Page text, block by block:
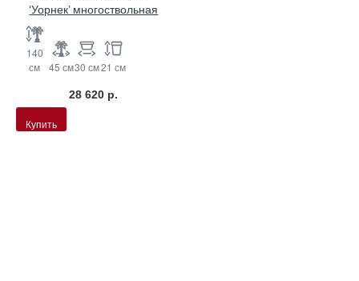
‘Уорнек’ многоствольная
140
см
45 см30 см21 см
28 620 р.
Купить